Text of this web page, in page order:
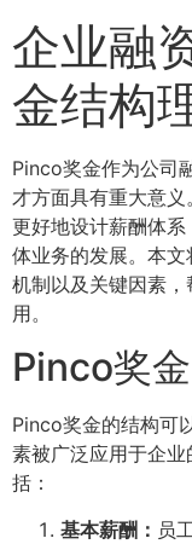
企业融
金结构
Pinco奖金作为公司
才方面具有重大意
更好地设计薪酬体
体业务的发展。本
机制以及关键因素
用。
Pinco奖
Pinco奖金的结构可
素被广泛应用于企
括：
基本薪酬： 员